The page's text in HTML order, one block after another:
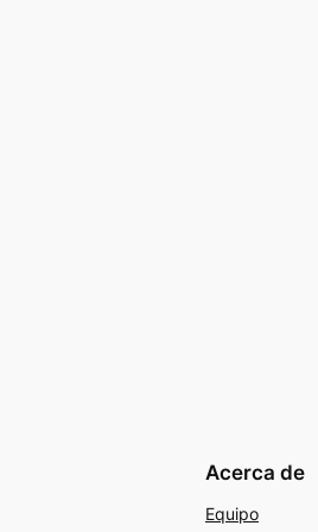
Acerca de
Equipo